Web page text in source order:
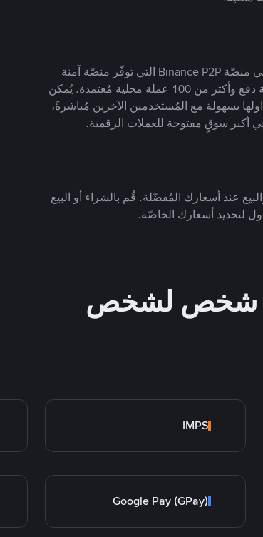
يضع ملايين المُستخدمين حول العالم ثقتهم في منصّة Binance P2P التي توفّر منصّة آمنة
لتداول العملات الرقمية بأكثر من 800 طريقة دفع وأكثر من 100 عملة محلية مُعتمدة. يُمكن
بسهولة مع المُستخدمين الآخرين مُباشرةً،
أكبر سوقٍ مفتوحة للعملات الرقمية.
عند أسعارك المُفضّلة. قُم بالشراء أو البيع
لتحديد أسعارك الخاصّة.
من شخص لشخص
IMPS
Google Pay (GPay)